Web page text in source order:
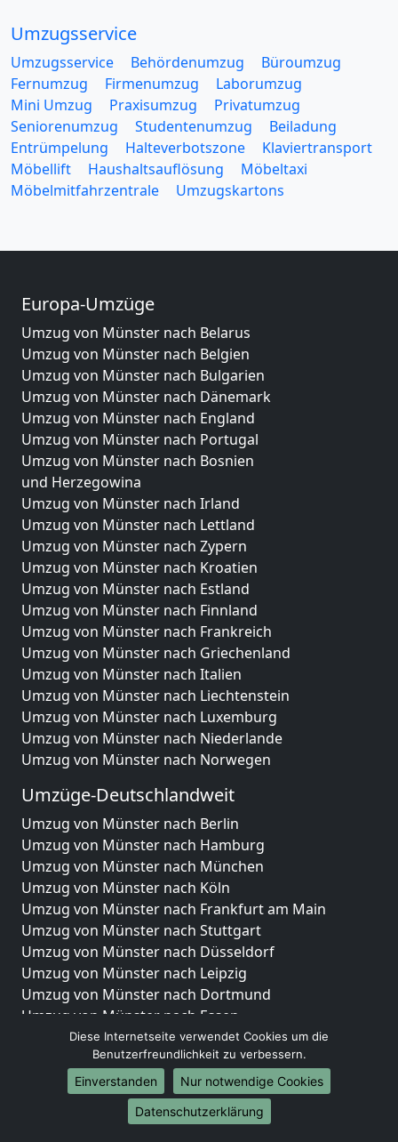
Umzugsservice
Umzugsservice Behördenumzug
Büroumzug
Fernumzug
Firmenumzug
Laborumzug
Mini Umzug
Praxisumzug
Privatumzug
Seniorenumzug
Studentenumzug
Beiladung
Entrümpelung
Halteverbotszone
Klaviertransport
Möbellift
Haushaltsauflösung
Möbeltaxi
Möbelmitfahrzentrale
Umzugskartons
Europa-Umzüge
Umzug von Münster nach Belarus
Umzug von Münster nach Belgien
Umzug von Münster nach Bulgarien
Umzug von Münster nach Dänemark
Umzug von Münster nach England
Umzug von Münster nach Portugal
Umzug von Münster nach Bosnien
und Herzegowina
Umzug von Münster nach Irland
Umzug von Münster nach Lettland
Umzug von Münster nach Zypern
Umzug von Münster nach Kroatien
Umzug von Münster nach Estland
Umzug von Münster nach Finnland
Umzug von Münster nach Frankreich
Umzug von Münster nach Griechenland
Umzug von Münster nach Italien
Umzug von Münster nach Liechtenstein
Umzug von Münster nach Luxemburg
Umzug von Münster nach Niederlande
Umzug von Münster nach Norwegen
Umzüge-Deutschlandweit
Umzug von Münster nach Berlin
Umzug von Münster nach Hamburg
Umzug von Münster nach München
Umzug von Münster nach Köln
Umzug von Münster nach Frankfurt am Main
Umzug von Münster nach Stuttgart
Umzug von Münster nach Düsseldorf
Umzug von Münster nach Leipzig
Umzug von Münster nach Dortmund
Umzug von Münster nach Essen
Umzug von Münster nach Bremen
Umzug von Münster nach Dresden
Umzug von Münster nach Hannover
Umzug von Münster nach Nürnberg
Umzug von Münster nach Duisburg
Diese Internetseite verwendet Cookies um die
Benutzerfreundlichkeit zu verbessern.
Einverstanden
Nur notwendige Cookies
Datenschutzerklärung